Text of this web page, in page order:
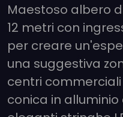
Maestoso albero
12 metri con
per creare
una suggestiva
centri
conica in